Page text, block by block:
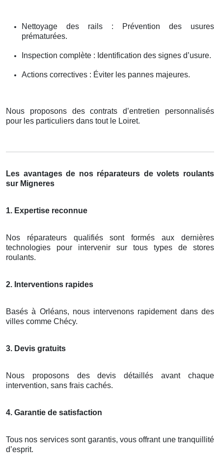
Nettoyage des rails : Prévention des usures
prématurées.
Inspection complète : Identification des signes d’usure.
Actions correctives : Éviter les pannes majeures.
Nous proposons des contrats d’entretien personnalisés
pour les particuliers dans tout le Loiret.
Les avantages de nos réparateurs de volets roulants
sur Migneres
1. Expertise reconnue
Nos réparateurs qualifiés sont formés aux dernières
technologies pour intervenir sur tous types de stores
roulants.
2. Interventions rapides
Basés à Orléans, nous intervenons rapidement dans des
villes comme Chécy.
3. Devis gratuits
Nous proposons des devis détaillés avant chaque
intervention, sans frais cachés.
4. Garantie de satisfaction
Tous nos services sont garantis, vous offrant une tranquillité
d’esprit.